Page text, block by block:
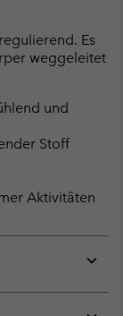
Es
weggeleitet
und
Stoff
Aktivitäten
or